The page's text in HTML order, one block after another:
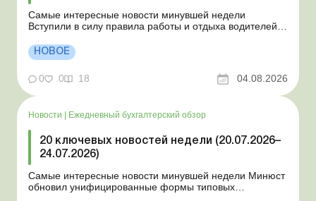
Самые интересные новости минувшей недели
Вступили в силу правила работы и отдыха водителей
положении Для сельхозпредприятий и ФЛП введены
новые разовые статистические формы Со 2 августа
изменяется порядок зачисления отдельных периодов
работы в стр...
НОВОЕ
0 0 18 04.08.2026
Новости | Ежедневный бухгалтерский обзор
20 ключевых новостей недели (20.07.2026–
24.07.2026)
Самые интересные новости минувшей недели Минюст
обновил унифицированные формы типовых